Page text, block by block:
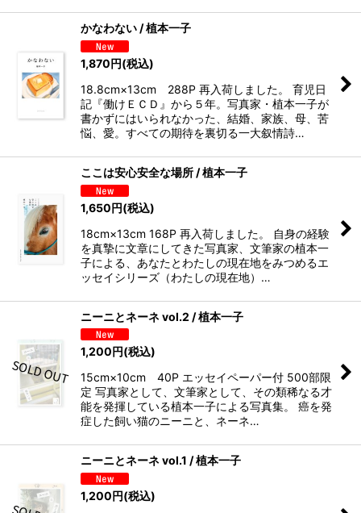
かなわない / 植本一子
1,870円(税込)
18.8cm×13cm 288P 再入荷しました。 育児日
記『働けＥＣＤ』から５年。写真家・植本一子が
書かずにはいられなかった、結婚、家族、母、苦
悩、愛。すべての期待を裏切る一大叙情詩…
ここは安心安全な場所 / 植本一子
1,650円(税込)
18cm×13cm 168P 再入荷しました。 自身の経験
を真摯に文章にしてきた写真家、文筆家の植本一
子による、あなたとわたしの現在地をみつめるエ
ッセイシリーズ（わたしの現在地）…
ニーニとネーネ vol.2 / 植本一子
1,200円(税込)
15cm×10cm 40P エッセイペーパー付 500部限
定 写真家として、文筆家として、その類稀なる才
能を発揮している植本一子による写真集。 癌を発
症した飼い猫のニーニと、ネーネ…
ニーニとネーネ vol.1 / 植本一子
1,200円(税込)